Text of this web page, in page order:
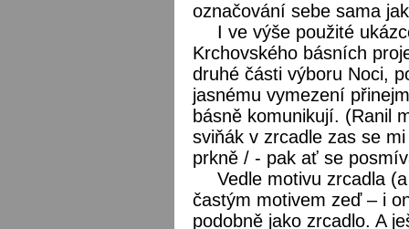
označování sebe sama
I ve výše použité
Krchovského básních
druhé části výboru Noci,
jasnému vymezení
básně komunikují. (Ranil
sviňák v zrcadle zas se
prkně / - pak ať se
Vedle motivu zrcadla
častým motivem zeď – i
podobně jako zrcadlo. A